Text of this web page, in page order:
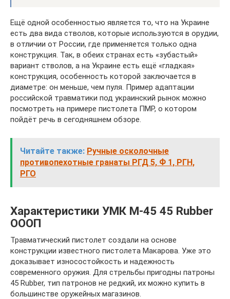
Ещё одной особенностью является то, что на Украине
есть два вида стволов, которые используются в орудии,
в отличии от России, где применяется только одна
конструкция. Так, в обеих странах есть «зубастый»
вариант стволов, а на Украине есть ещё «гладкая»
конструкция, особенность которой заключается в
диаметре: он меньше, чем пуля. Пример адаптации
российской травматики под украинский рынок можно
посмотреть на примере пистолета ПМР, о котором
пойдёт речь в сегодняшнем обзоре.
Читайте также: Ручные осколочные
противопехотные гранаты РГД 5, Ф 1, РГН,
РГО
Характеристики УМК М-45 45 Rubber
ОООП
Травматический пистолет создали на основе
конструкции известного пистолета Макарова. Уже это
доказывает износостойкость и надежность
современного оружия. Для стрельбы пригодны патроны
45 Rubber, тип патронов не редкий, их можно купить в
большинстве оружейных магазинов.